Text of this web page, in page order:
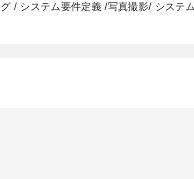
グ / システム要件定義 /写真撮影/ システ